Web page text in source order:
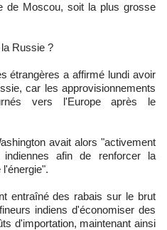
de Moscou, soit la plus grosse
Russie ?
étrangères a affirmé lundi avoir
car les approvisionnements
vers l'Europe après le
avait alors "activement
indiennes afin de renforcer la
entraîné des rabais sur le brut
indiens d'économiser des
d'importation, maintenant ainsi